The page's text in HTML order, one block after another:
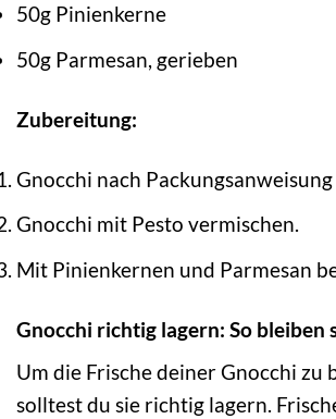
50g Pinienkerne
50g Parmesan, gerieben
Zubereitung:
Gnocchi nach Packungsanweisung
Gnocchi mit Pesto vermischen.
Mit Pinienkernen und Parmesan
Gnocchi richtig lagern: So bleiben
Um die Frische deiner Gnocchi zu
solltest du sie richtig lagern.